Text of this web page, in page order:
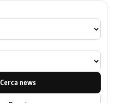
Cerca news